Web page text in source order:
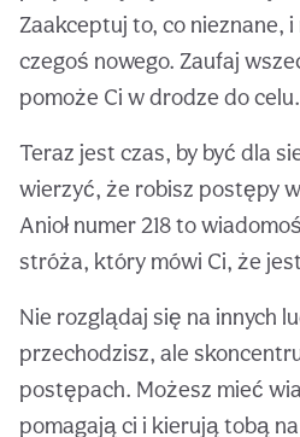
Zaakceptuj to, co nieznane,
czegoś nowego. Zaufaj
pomoże Ci w drodze do celu.
Teraz jest czas, by być dla
wierzyć, że robisz postępy
Anioł numer 218 to
stróża, który mówi Ci, że
Nie rozglądaj się na innych
przechodzisz, ale
postępach. Możesz mieć
pomagają ci i kierują tobą